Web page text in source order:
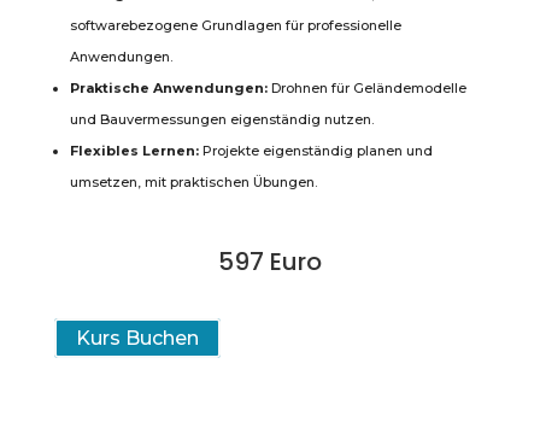
softwarebezogene Grundlagen für professionelle
Anwendungen.
Praktische Anwendungen:Drohnen für Geländemodelle
und Bauvermessungen eigenständig nutzen.
Flexibles Lernen:Projekte eigenständig planen und
umsetzen, mit praktischen Übungen.
597 Euro
Kurs Buchen